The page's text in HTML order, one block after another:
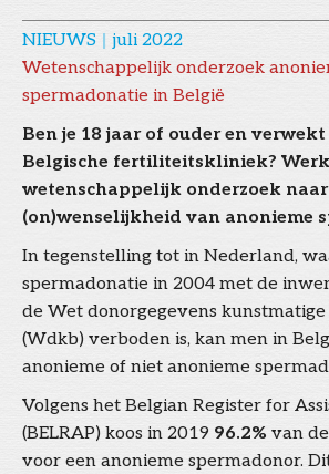
NIEUWS | juli 2022
Wetenschappelijk onderzoek
spermadonatie in België
Ben je 18 jaar of ouder en
Belgische fertiliteitskliniek?
wetenschappelijk onderzoek naar
(on)wenselijkheid van anonieme
In tegenstelling tot in Nederland,
spermadonatie in 2004 met de
de Wet donorgegevens
(Wdkb) verboden is, kan men in
anonieme of niet anonieme
Volgens het Belgian Register for
(BELRAP) koos in 2019 96.2% van
voor een anonieme spermadonor.